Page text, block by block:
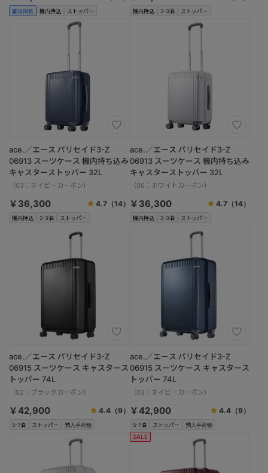
雑誌掲載 機内持込 ストッパー 機内持込 2-3泊 ストッパー
機内持込 2-3泊 ストッパー
ace.／エース パリセイド3-Z
06913 スーツケース 機内持ち込み
キャスターストッパー 32L
（03：ネイビーカーボン）
￥36,300 4.7（14）
機内持込 2-3泊 ストッパー
ace.／エース パリセイド3-Z
06913 スーツケース 機内持ち込み
キャスターストッパー 32L
（06：ホワイトカーボン）
￥36,300 4.7 （14）
5-7泊 ストッパー 預入手荷物
ace.／エース パリセイド3-Z
06915 スーツケース キャスタース
トッパー 74L
（02：ブラックカーボン）
￥42,900 4.4（9）
5-7泊 ストッパー 預入手荷物
ace.／エース パリセイド3-Z
06915 スーツケース キャスタース
トッパー 74L
（03：ネイビーカーボン）
￥42,900 4.4 （9）
SALE